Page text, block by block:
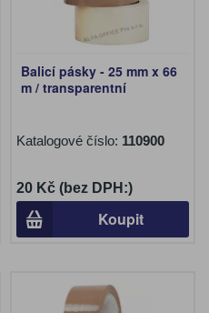
Balicí pásky - 25 mm x 66
m / transparentní
Katalogové číslo: 110900
20 Kč (bez DPH:)
Koupit